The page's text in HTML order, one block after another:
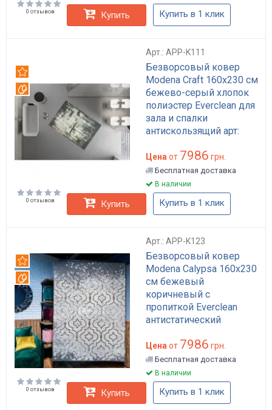
0 отзывов Купить Купить в 1 клик
Арт.: APP-K111
Безворсовый ковер
Modena Craft 160x230 см
бежево-серый хлопок
полиэстер Everclean для
зала и спалки
антискользящий арт:
Цена от 7986 грн.
Бесплатная доставка
В наличии
0 отзывов Купить Купить в 1 клик
Арт.: APP-K123
Безворсовый ковер
Modena Calypsa 160x230
см бежевый
коричневый с
пропиткой Everclean
антистатический
дома и в гостиную арт:
APP-K123
Рекомендуем
Вотерпруф
Цена от 7986 грн.
Бесплатная доставка
В наличии
0 отзывов Купить Купить в 1 клик